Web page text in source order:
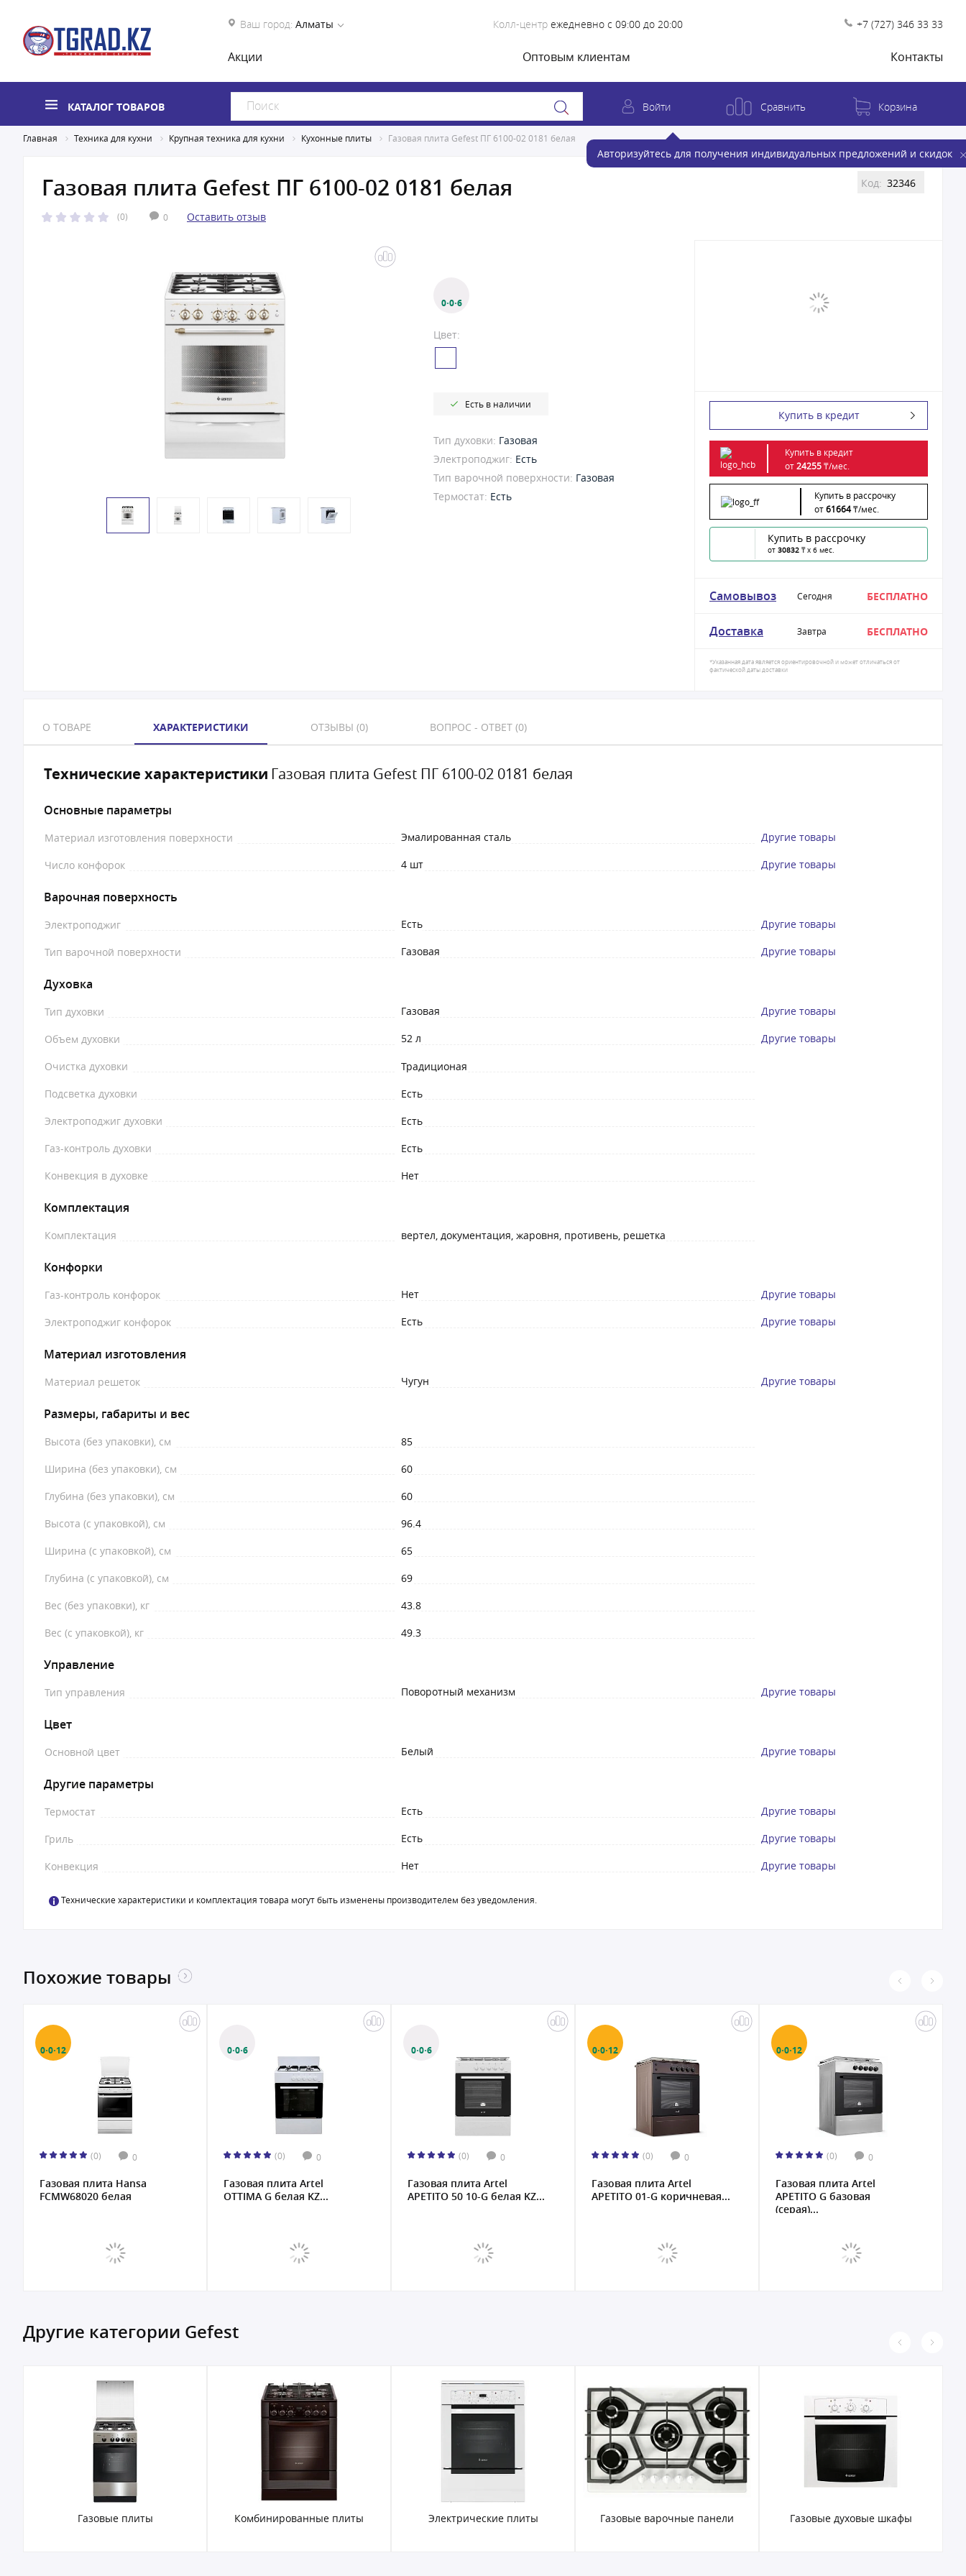
Ваш город: Алматы Колл-центр ежедневно с 09:00 до 20:00 +7 (727) 346 33 33
Акции Оптовым клиентам Контакты
КАТАЛОГ ТОВАРОВ Войти
Авторизуйтесь для получения индивидуальных предложений и скидок
Сравнить Корзина
Главная Техника для кухни Крупная техника для кухни Кухонные плиты Газовая плита Gefest ПГ 6100-02 0181 белая
Газовая плита Gefest ПГ 6100-02 0181 белая
(0) 0 Оставить отзыв
Код: 32346
0·0·6
Цвет:
Есть в наличии
Тип духовки: Газовая
Электроподжиг: Есть
Тип варочной поверхности: Газовая
Термостат: Есть
Купить в кредит
Купить в кредит
от24255₸/мес.
Купить в рассрочку
от61664₸/мес.
Купить в рассрочку
от 30832 ₸ x 6 мес.
Самовывоз Сегодня БЕСПЛАТНО
Доставка Завтра БЕСПЛАТНО
*Указанная дата является ориентировочной и может отличаться от
фактической даты доставки
О ТОВАРЕ ХАРАКТЕРИСТИКИ ОТЗЫВЫ (0) ВОПРОС - ОТВЕТ (0)
Технические характеристики Газовая плита Gefest ПГ 6100-02 0181 белая
Основные параметры
Материал изготовления поверхности Эмалированная сталь Другие товары
Число конфорок 4 шт Другие товары
Варочная поверхность
Электроподжиг Есть Другие товары
Тип варочной поверхности Газовая Другие товары
Духовка
Тип духовки Газовая Другие товары
Объем духовки 52 л Другие товары
Очистка духовки
Традиционая
Подсветка духовки
Есть
Электроподжиг духовки
Есть
Газ-контроль духовки
Есть
Конвекция в духовке
Нет
Комплектация
Комплектация вертел, документация, жаровня, противень, решетка
Конфорки
Газ-контроль конфорок Нет Другие товары
Электроподжиг конфорок Есть Другие товары
Материал изготовления
Материал решеток Чугун Другие товары
Размеры, габариты и вес
Высота (без упаковки), см
85
Ширина (без упаковки), см
60
Глубина (без упаковки), см
60
Высота (с упаковкой), см
96.4
Ширина (с упаковкой), см
65
Глубина (с упаковкой), см
69
Вес (без упаковки), кг
43.8
Вес (с упаковкой), кг
49.3
Управление
Тип управления Поворотный механизм Другие товары
Цвет
Основной цвет Белый Другие товары
Другие параметры
Термостат Есть Другие товары
Гриль Есть Другие товары
Конвекция Нет Другие товары
Технические характеристики и комплектация товара могут быть изменены производителем без уведомления.
Похожие товары
0·0·12
(0) 0
Газовая плита Hansa
FCMW68020 белая
0·0·6
(0) 0
Газовая плита Artel
OTTIMA G белая KZ...
0·0·6
(0) 0
Газовая плита Artel
APETITO 50 10-G белая KZ...
0·0·12
(0) 0
Газовая плита Artel
APETITO 01-G коричневая...
0·0·12
(0) 0
Газовая плита Artel
APETITO G базовая
(серая)...
Другие категории Gefest
Газовые плиты Комбинированные плиты Электрические плиты Газовые варочные панели Газовые духовые шкафы